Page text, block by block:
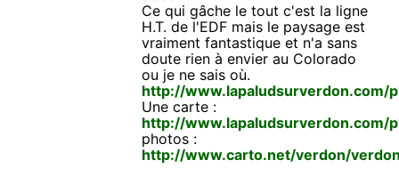
Ce qui gâche le tout c'est la ligne
H.T. de l'EDF mais le paysage est
vraiment fantastique et n'a sans
doute rien à envier au Colorado
ou je ne sais où.
http://www.lapaludsurverdon.com/
Une carte :
http://www.lapaludsurverdon.com/
photos :
http://www.carto.net/verdon/